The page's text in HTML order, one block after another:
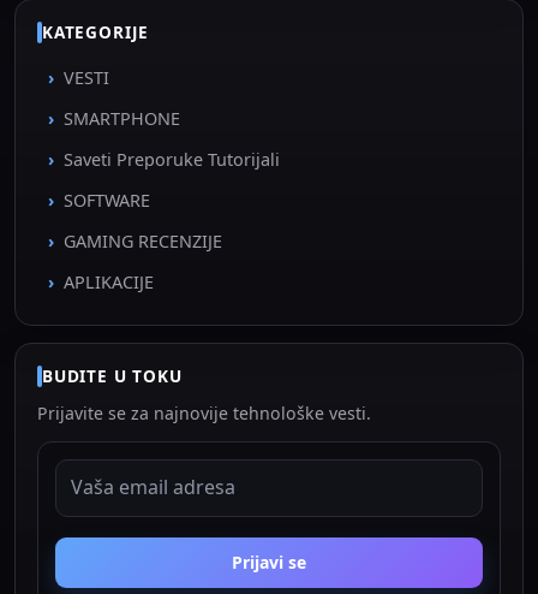
KATEGORIJE
VESTI
SMARTPHONE
Saveti Preporuke Tutorijali
SOFTWARE
GAMING RECENZIJE
APLIKACIJE
BUDITE U TOKU
Prijavite se za najnovije tehnološke vesti.
EMAIL ADRESA
Prijavi se